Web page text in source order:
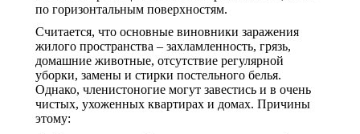
по горизонтальным поверхностям.
Считается, что основные виновники заражения
жилого пространства – захламленность, грязь,
домашние животные, отсутствие регулярной
уборки, замены и стирки постельного белья.
Однако, членистоногие могут завестись и в очень
чистых, ухоженных квартирах и домах. Причины
этому: